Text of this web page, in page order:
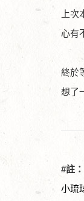
上
心有
終於
想了
#註：
小琉